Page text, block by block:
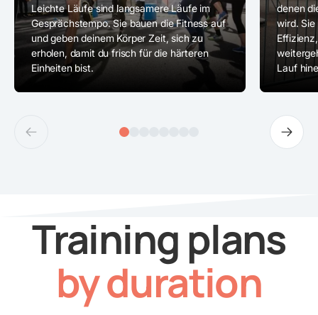
Leichte Läufe sind langsamere Läufe im
Gesprächstempo. Sie bauen die Fitness auf
und geben deinem Körper Zeit, sich zu
erholen, damit du frisch für die härteren
Einheiten bist.
denen
wird.
Lauf
Training plans
by duration